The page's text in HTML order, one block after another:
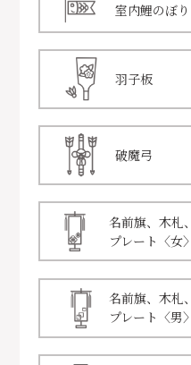
室内鯉のぼり
羽子板
破魔弓
名前旗、木札、
プレート〈女〉
名前旗、木札、
プレート〈男〉